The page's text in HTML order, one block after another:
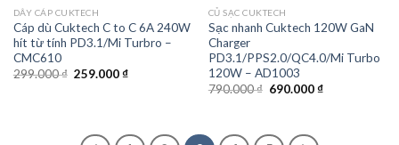
DÂY CÁP CUKTECH
Cáp dù Cuktech C to C 6A 240W
hít từ tính PD3.1/Mi Turbro –
CMC610
299.000₫ Giá
259.000₫Giá
CỦ SẠC CUKTECH
Sạc nhanh Cuktech 120W GaN
Charger
PD3.1/PPS2.0/QC4.0/Mi Turbo
120W – AD1003
790.000₫ Giá
690.000₫Giá